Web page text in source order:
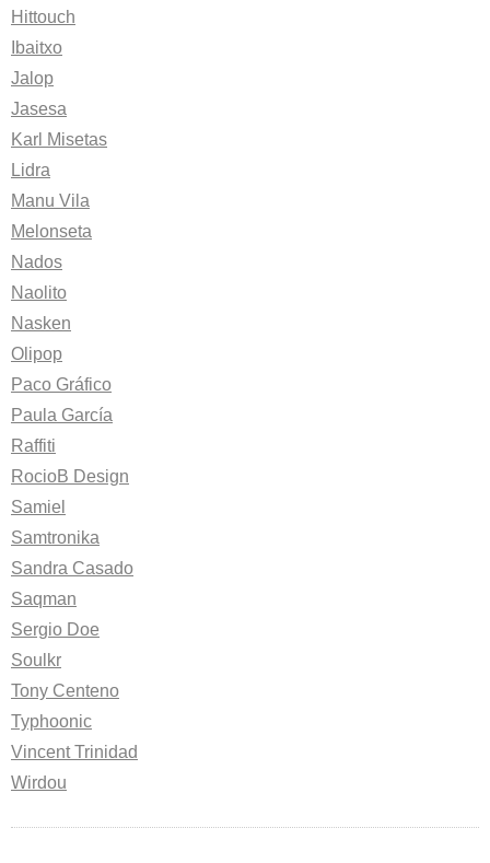
Hittouch
Ibaitxo
Jalop
Jasesa
Karl Misetas
Lidra
Manu Vila
Melonseta
Nados
Naolito
Nasken
Olipop
Paco Gráfico
Paula García
Raffiti
RocioB Design
Samiel
Samtronika
Sandra Casado
Saqman
Sergio Doe
Soulkr
Tony Centeno
Typhoonic
Vincent Trinidad
Wirdou